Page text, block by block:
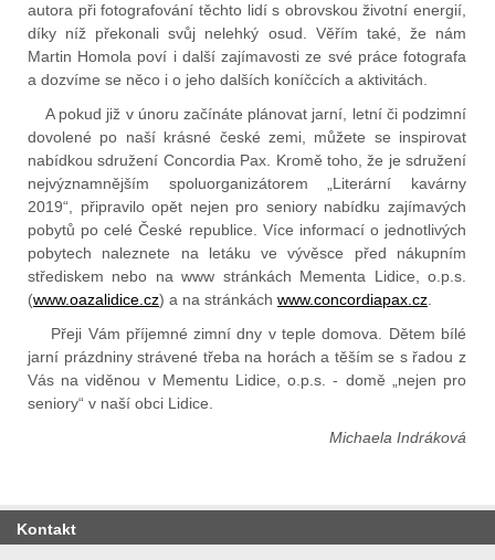
autora při fotografování těchto lidí s obrovskou životní energií,
díky níž překonali svůj nelehký osud. Věřím také, že nám
Martin Homola poví i další zajímavosti ze své práce fotografa
a dozvíme se něco i o jeho dalších koníčcích a aktivitách.
A pokud již v únoru začínáte plánovat jarní, letní či podzimní
dovolené po naší krásné české zemi, můžete se inspirovat
nabídkou sdružení Concordia Pax. Kromě toho, že je sdružení
nejvýznamnějším spoluorganizátorem „Literární kavárny
2019“, připravilo opět nejen pro seniory nabídku zajímavých
pobytů po celé České republice. Více informací o jednotlivých
pobytech naleznete na letáku ve vývěsce před nákupním
střediskem nebo na www stránkách Mementa Lidice, o.p.s.
(www.oazalidice.cz) a na stránkách www.concordiapax.cz
Přeji Vám příjemné zimní dny v teple domova. Dětem bílé
jarní prázdniny strávené třeba na horách a těším se s řadou z
Vás na viděnou v Mementu Lidice, o.p.s. - domě „nejen pro
seniory“ v naší obci Lidice.
Michaela Indráková
Kontakt